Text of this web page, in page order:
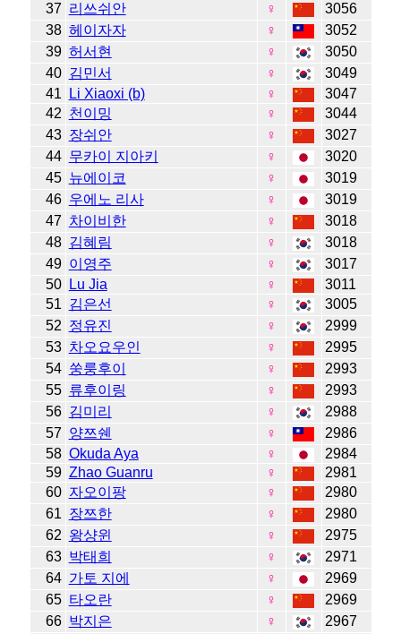
37 리쓰쉬안 ♀
3056
38 헤이자자 ♀
3052
39 허서현 ♀
3050
40 김민서 ♀
3049
41
Li Xiaoxi (b) ♀
3047
42 천이밍 ♀
3044
43 장쉬안 ♀
3027
44 무카이 지아키 ♀
3020
45 뉴에이코 ♀
3019
46 우에노 리사 ♀
3019
47 차이비한 ♀
3018
48 김혜림 ♀
3018
49 이영주 ♀
3017
50
Lu Jia ♀
3011
51 김은선 ♀
3005
52 정유진 ♀
2999
53 차오요우인 ♀
2995
54 쑹룽후이 ♀
2993
55 류후이링 ♀
2993
56 김미리 ♀
2988
57 양쯔쉔 ♀
2986
58 Okuda Aya ♀
2984
59 Zhao Guanru ♀
2981
60 자오이팡 ♀
2980
61 장쯔한 ♀
2980
62 왕샹윈 ♀
2975
63 박태희 ♀
2971
64 가토 지에 ♀
2969
65 타오란 ♀
2969
66 박지은 ♀
2967